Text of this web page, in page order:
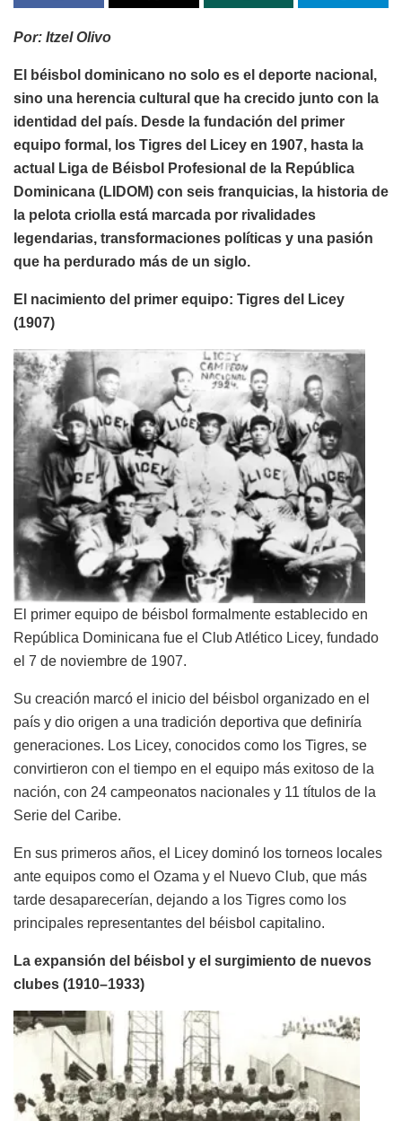
Por: Itzel Olivo
El béisbol dominicano no solo es el deporte nacional,
sino una herencia cultural que ha crecido junto con la
identidad del país. Desde la fundación del primer
equipo formal, los Tigres del Licey en 1907, hasta la
actual Liga de Béisbol Profesional de la República
Dominicana (LIDOM) con seis franquicias, la historia de
la pelota criolla está marcada por rivalidades
legendarias, transformaciones políticas y una pasión
que ha perdurado más de un siglo.
El nacimiento del primer equipo: Tigres del Licey
(1907)
El primer equipo de béisbol formalmente establecido en
República Dominicana fue el Club Atlético Licey, fundado
el 7 de noviembre de 1907.
Su creación marcó el inicio del béisbol organizado en el
país y dio origen a una tradición deportiva que definiría
generaciones. Los Licey, conocidos como los Tigres, se
convirtieron con el tiempo en el equipo más exitoso de la
nación, con 24 campeonatos nacionales y 11 títulos de la
Serie del Caribe.
En sus primeros años, el Licey dominó los torneos locales
ante equipos como el Ozama y el Nuevo Club, que más
tarde desaparecerían, dejando a los Tigres como los
principales representantes del béisbol capitalino.
La expansión del béisbol y el surgimiento de nuevos
clubes (1910–1933)